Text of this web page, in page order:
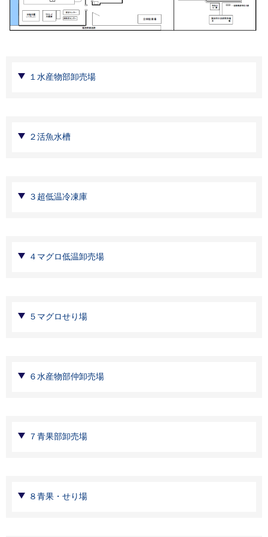
１水産物部卸売場
２活魚水槽
３超低温冷凍庫
４マグロ低温卸売場
５マグロせり場
６水産物部仲卸売場
７青果部卸売場
８青果・せり場